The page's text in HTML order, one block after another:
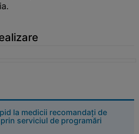
la medicii recomandați de
serviciul de programări